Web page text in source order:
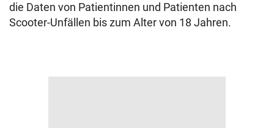
die Daten von Patientinnen und Patienten nach
Scooter-Unfällen bis zum Alter von 18 Jahren.